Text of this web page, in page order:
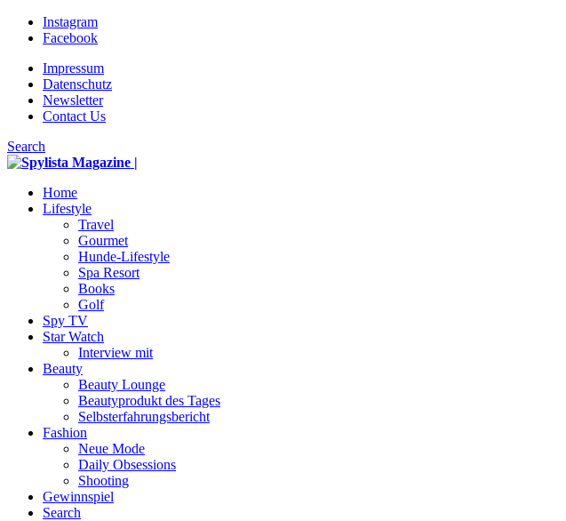
Instagram
Facebook
Impressum
Datenschutz
Newsletter
Contact Us
Search
Home
Lifestyle
Travel
Gourmet
Hunde-Lifestyle
Spa Resort
Books
Golf
Spy TV
Star Watch
Interview mit
Beauty
Beauty Lounge
Beautyprodukt des Tages
Selbsterfahrungsbericht
Fashion
Neue Mode
Daily Obsessions
Shooting
Gewinnspiel
Search